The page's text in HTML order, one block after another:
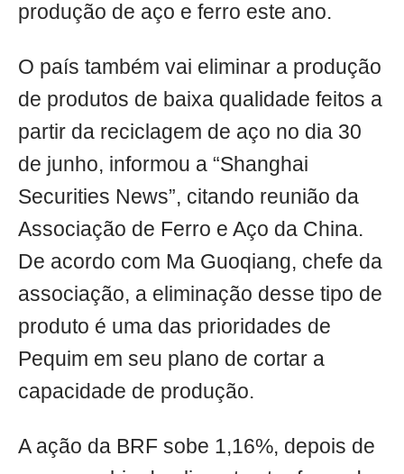
produção de aço e ferro este ano.
O país também vai eliminar a produção
de produtos de baixa qualidade feitos a
partir da reciclagem de aço no dia 30
de junho, informou a “Shanghai
Securities News”, citando reunião da
Associação de Ferro e Aço da China.
De acordo com Ma Guoqiang, chefe da
associação, a eliminação desse tipo de
produto é uma das prioridades de
Pequim em seu plano de cortar a
capacidade de produção.
A ação da BRF sobe 1,16%, depois de